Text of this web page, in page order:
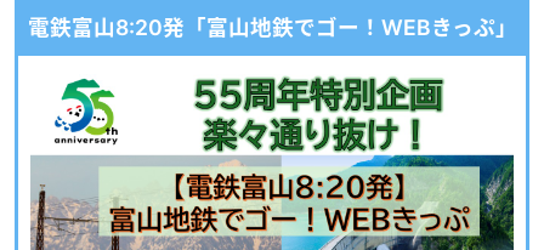
電鉄富山8:20発「富山地鉄でゴー！WEBきっぷ」